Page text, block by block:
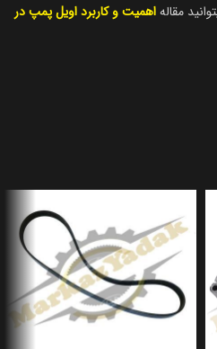
مقالهاهمیت و کاربرد اویل پمپ در